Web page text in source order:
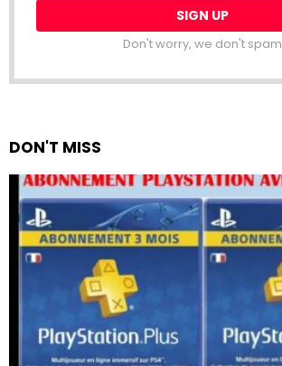
Don't worry, we don't spam
DON'T MISS